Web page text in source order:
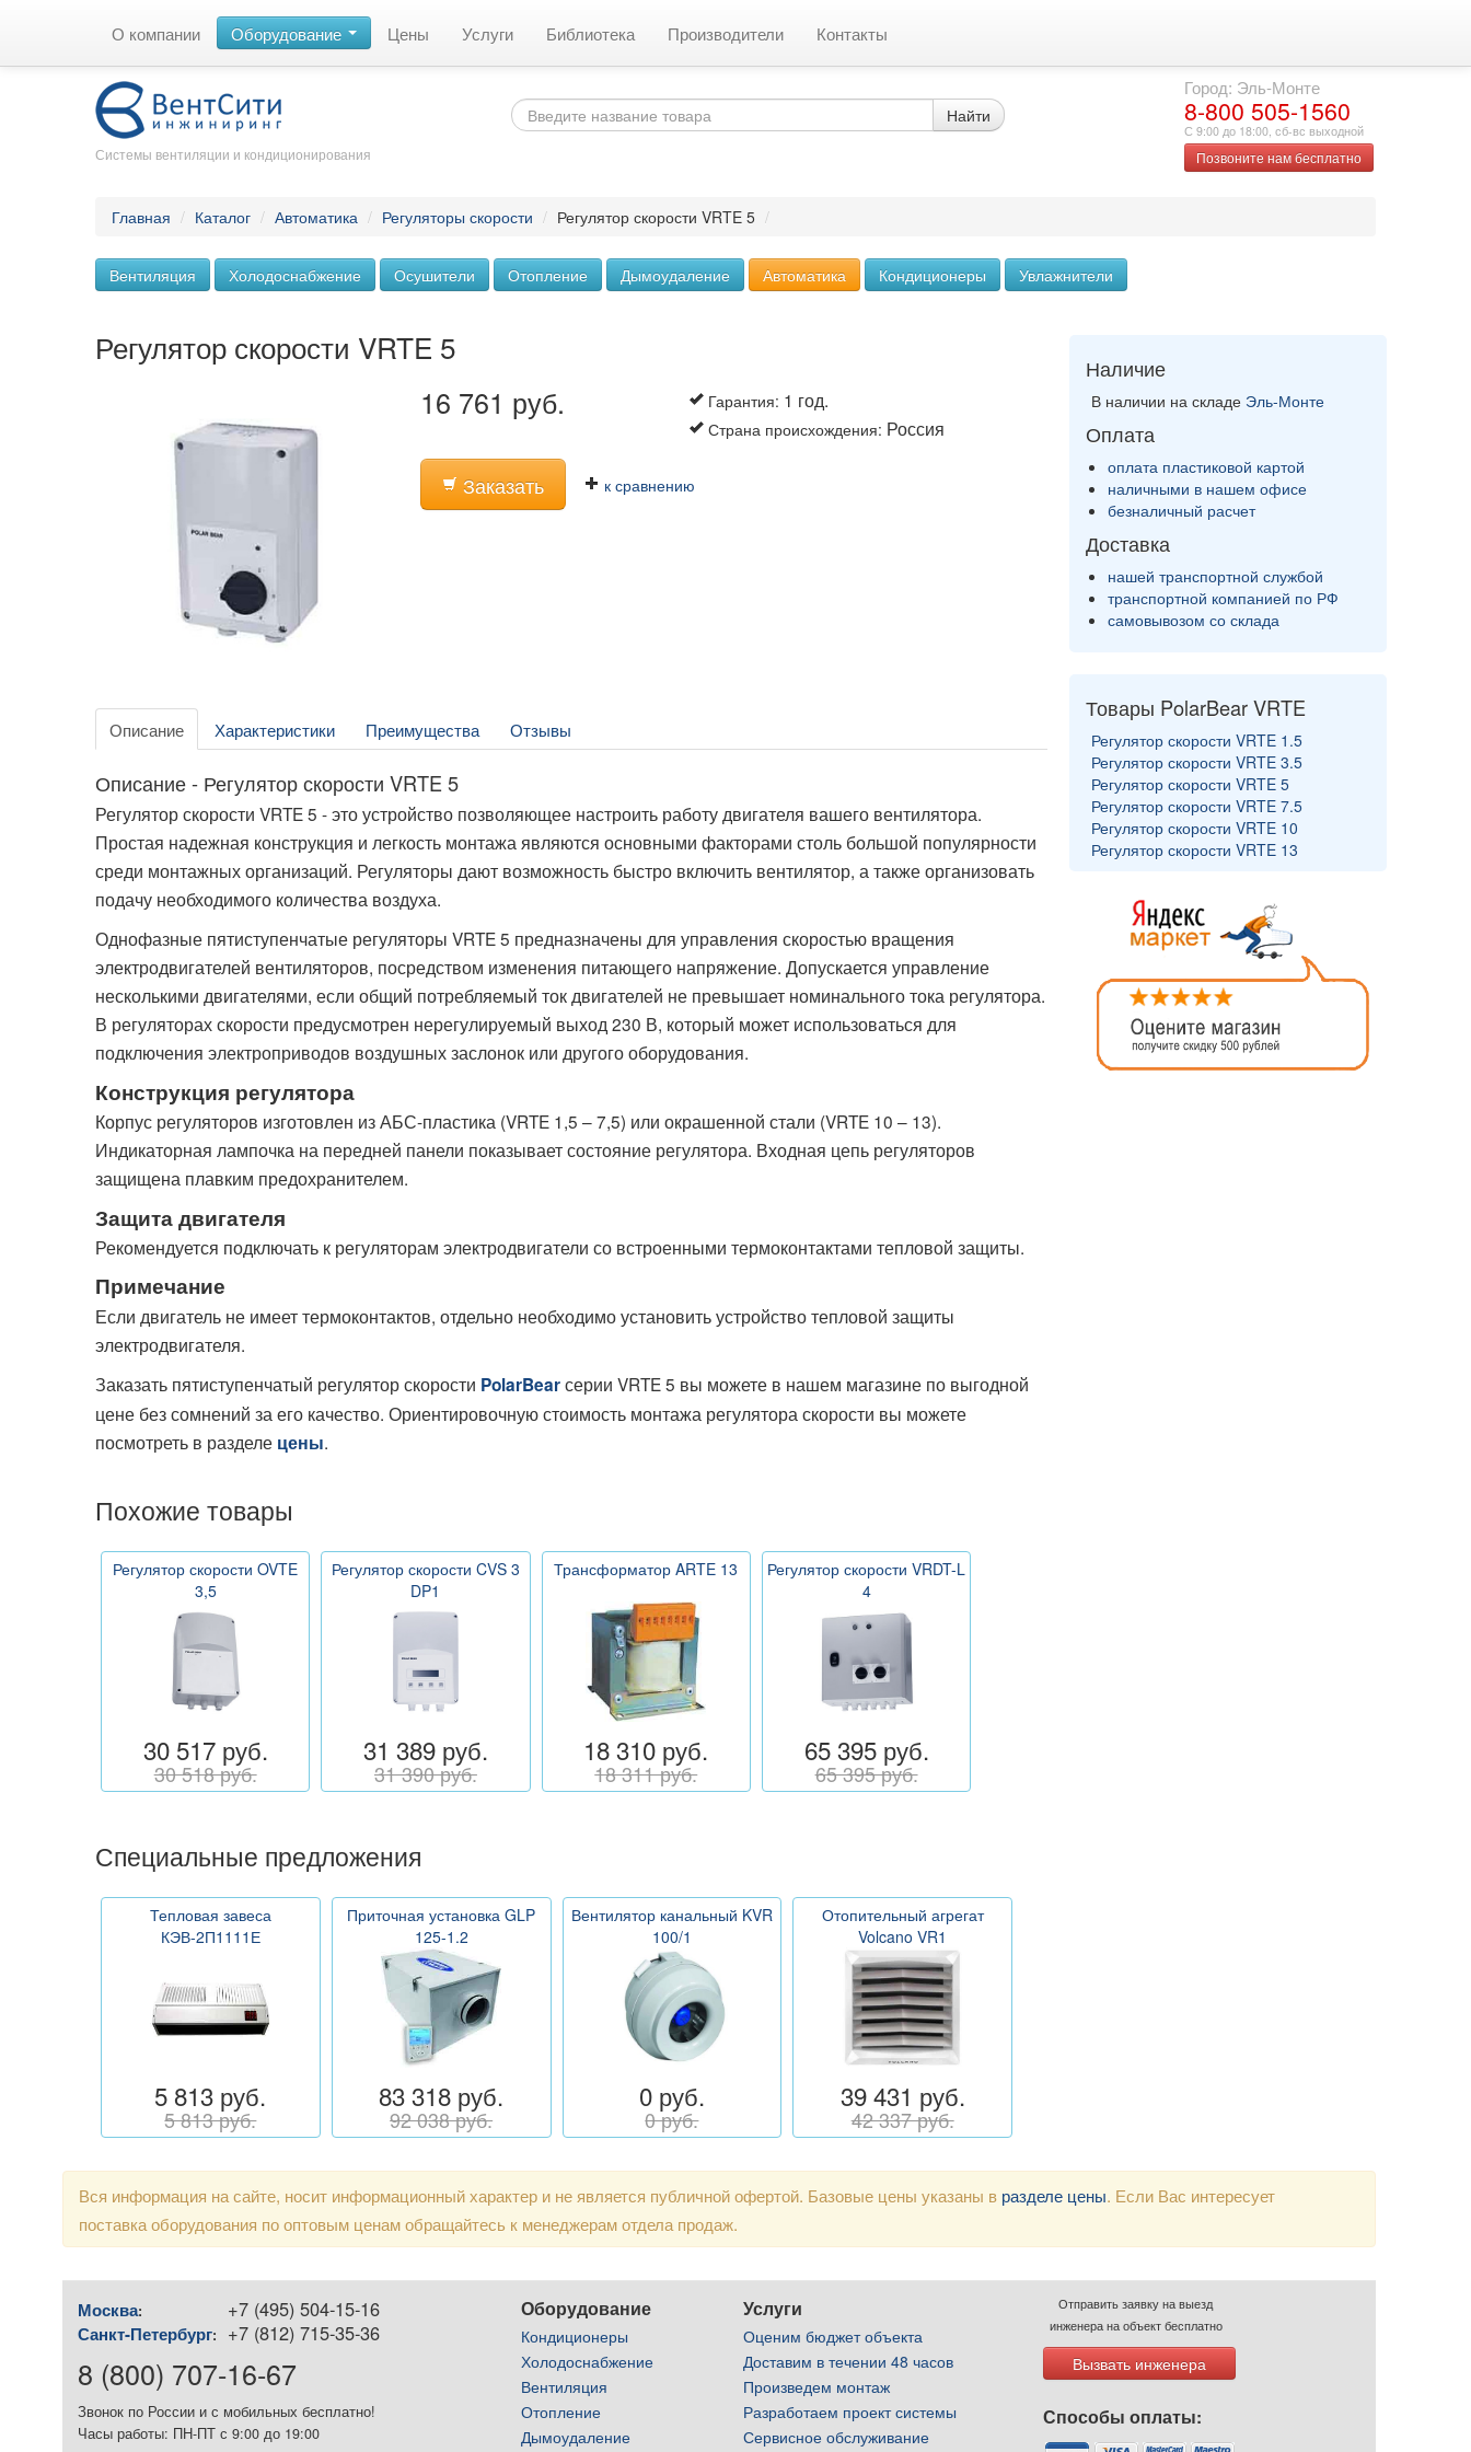
О компании Оборудование Цены Услуги Библиотека Производители Контакты
Системы вентиляции и кондиционирования
Найти
Город: Эль-Монте
8-800 505-1560
С 9:00 до 18:00, сб-вс выходной
Позвоните нам бесплатно
Главная / Каталог / Автоматика / Регуляторы скорости / Регулятор скорости VRTE 5 /
Вентиляция Холодоснабжение Осушители Отопление Дымоудаление Автоматика Кондиционеры Увлажнители
Регулятор скорости VRTE 5
16 761 руб. Гарантия: 1 год.
Страна происхождения: Россия
Заказать к сравнению
Описание Характеристики Преимущества Отзывы
Описание - Регулятор скорости VRTE 5
Регулятор скорости VRTE 5 - это устройство позволяющее настроить работу двигателя вашего вентилятора.
Простая надежная конструкция и легкость монтажа являются основными факторами столь большой популярности
среди монтажных организаций. Регуляторы дают возможность быстро включить вентилятор, а также организовать
подачу необходимого количества воздуха.
Однофазные пятиступенчатые регуляторы VRTE 5 предназначены для управления скоростью вращения
электродвигателей вентиляторов, посредством изменения питающего напряжение. Допускается управление
несколькими двигателями, если общий потребляемый ток двигателей не превышает номинального тока регулятора.
В регуляторах скорости предусмотрен нерегулируемый выход 230 В, который может использоваться для
подключения электроприводов воздушных заслонок или другого оборудования.
Конструкция регулятора
Корпус регуляторов изготовлен из АБС-пластика (VRTE 1,5 – 7,5) или окрашенной стали (VRTE 10 – 13).
Индикаторная лампочка на передней панели показывает состояние регулятора. Входная цепь регуляторов
защищена плавким предохранителем.
Защита двигателя
Рекомендуется подключать к регуляторам электродвигатели со встроенными термоконтактами тепловой защиты.
Примечание
Если двигатель не имеет термоконтактов, отдельно необходимо установить устройство тепловой защиты
электродвигателя.
Заказать пятиступенчатый регулятор скорости PolarBearсерии VRTE 5 вы можете в нашем магазине по выгодной
цене без сомнений за его качество. Ориентировочную стоимость монтажа регулятора скорости вы можете
посмотреть в разделе цены.
Похожие товары
Регулятор скорости OVTE
3,5
30 517 руб.
30 518 руб.
Регулятор скорости CVS 3
DP1
31 389 руб.
31 390 руб.
Трансформатор ARTE 13
18 310 руб.
18 311 руб.
Регулятор скорости VRDT-L
4
65 395 руб.
65 395 руб.
Специальные предложения
Тепловая завеса
КЭВ-2П1111Е
5 813 руб.
5 813 руб.
Приточная установка GLP
125-1.2
83 318 руб.
92 038 руб.
Вентилятор канальный KVR
100/1
0 руб.
0 руб.
Отопительный агрегат
Volcano VR1
39 431 руб.
42 337 руб.
Наличие
В наличии на складе Эль-Монте
Оплата
оплата пластиковой картой
наличными в нашем офисе
безналичный расчет
Доставка
нашей транспортной службой
транспортной компанией по РФ
самовывозом со склада
Товары PolarBear VRTE
Регулятор скорости VRTE 1.5
Регулятор скорости VRTE 3.5
Регулятор скорости VRTE 5
Регулятор скорости VRTE 7.5
Регулятор скорости VRTE 10
Регулятор скорости VRTE 13
Вся информация на сайте, носит информационный характер и не является публичной офертой. Базовые цены указаны в разделе цены. Если Вас интересует
поставка оборудования по оптовым ценам обращайтесь к менеджерам отдела продаж.
Москва: +7 (495) 504-15-16
Санкт-Петербург: +7 (812) 715-35-36
8 (800) 707-16-67
Звонок по России и с мобильных бесплатно!
Часы работы: ПН-ПТ с 9:00 до 19:00
Оборудование
Кондиционеры
Холодоснабжение
Вентиляция
Отопление
Дымоудаление
Услуги
Оценим бюджет объекта
Доставим в течении 48 часов
Произведем монтаж
Разработаем проект системы
Сервисное обслуживание
Отправить заявку на выезд
инженера на объект бесплатно
Вызвать инженера
Способы оплаты: